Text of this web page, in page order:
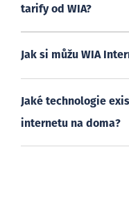
tarify od WIA?
Jak si můžu WIA
Jaké technologie
internetu na doma?